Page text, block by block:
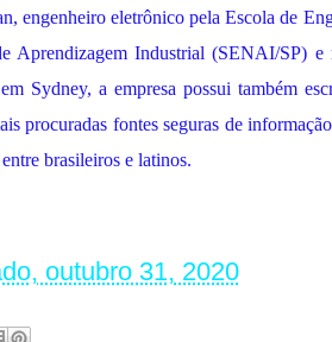
engenheiro eletrônico pela Escola de
Aprendizagem Industrial (SENAI/SP)
Sydney, a empresa possui também
procuradas fontes seguras de
brasileiros e latinos.
outubro 31, 2020